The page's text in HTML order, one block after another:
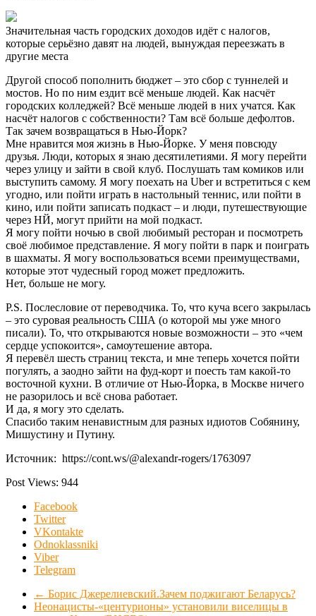
Значительная часть городских доходов идёт с налогов,
которые серьёзно давят на людей, вынуждая переезжать в
другие места
Другой способ пополнить бюджет – это сбор с туннелей и
мостов. Но по ним ездит всё меньше людей. Как насчёт
городских колледжей? Всё меньше людей в них учатся. Как
насчёт налогов с собственности? Там всё больше дефолтов.
Так зачем возвращаться в Нью-Йорк?
Мне нравится моя жизнь в Нью-Йорке. У меня повсюду
друзья. Люди, которых я знаю десятилетиями. Я могу перейти
через улицу и зайти в свой клуб. Послушать там комиков или
выступить самому. Я могу поехать на Uber и встретиться с кем
угодно, или пойти играть в настольный теннис, или пойти в
кино, или пойти записать подкаст – и люди, путешествующие
через НЙ, могут прийти на мой подкаст.
Я могу пойти ночью в свой любимый ресторан и посмотреть
своё любимое представление. Я могу пойти в парк и поиграть
в шахматы. Я могу воспользоваться всеми преимуществами,
которые этот чудесный город может предложить.
Нет, больше не могу.
P.S. Послесловие от переводчика. То, что куча всего закрылась
– это суровая реальность США (о которой мы уже много
писали). То, что открываются новые возможности – это «чем
сердце успокоится», самоутешение автора.
Я перевёл шесть страниц текста, и мне теперь хочется пойти
погулять, а заодно зайти на фуд-корт и поесть там какой-то
восточной кухни. В отличие от Нью-Йорка, в Москве ничего
не разорилось и всё снова работает.
И да, я могу это сделать.
Спасибо таким ненавистным для разных идиотов Собянину,
Мишустину и Путину.
Источник: https://cont.ws/@alexandr-rogers/1763097
Post Views: 944
Facebook
Twitter
VKontakte
Odnoklassniki
Viber
Telegram
← Борис Джерелиевский.Зачем поджигают Беларусь?
Неонацисты-«центурионы» установили виселицы в